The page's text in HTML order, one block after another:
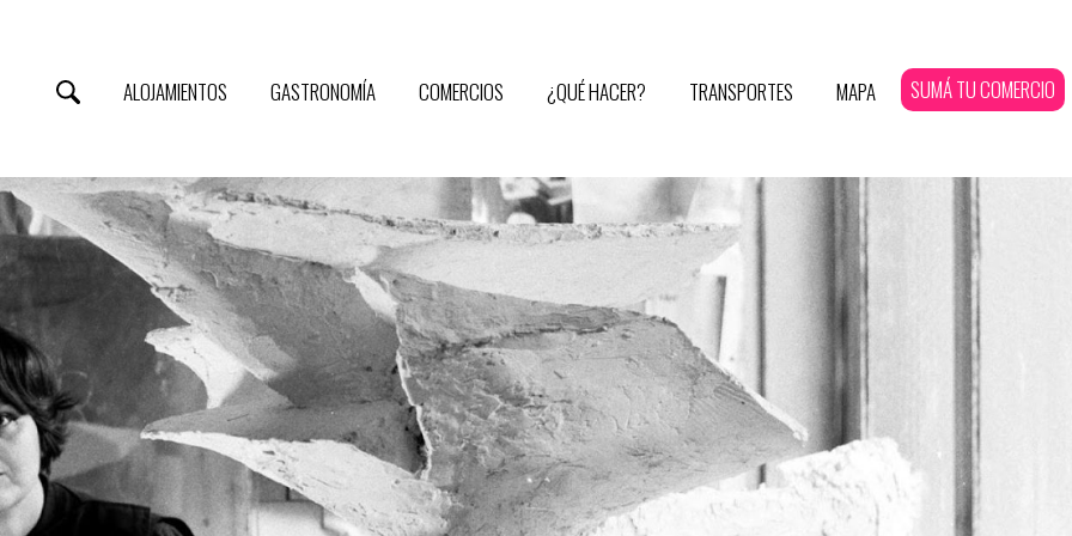
ALOJAMIENTOS GASTRONOMÍA COMERCIOS ¿QUÉ HACER? TRANSPORTES MAPA SUMÁ TU COMERCIO